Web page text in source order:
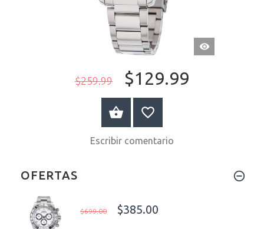
VISTA
RÁPIDA
$259.99 $129.99
A LA CESTA
Escribir comentario
OFERTAS
$699.00 $385.00